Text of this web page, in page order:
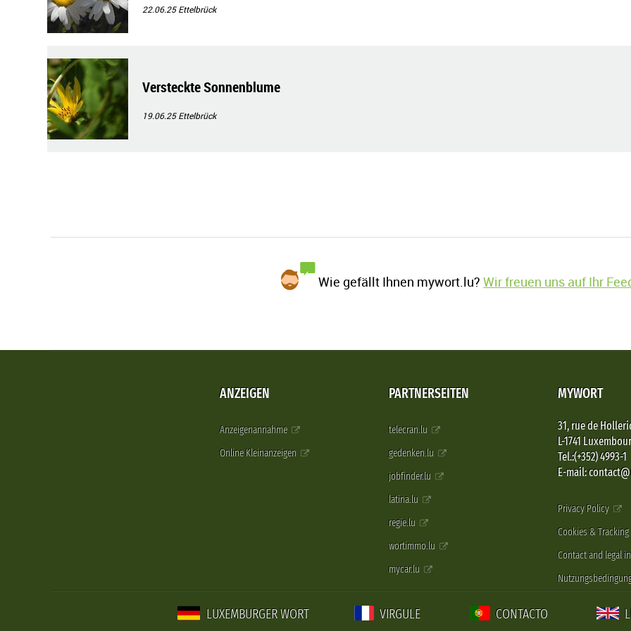
22.06.25Ettelbrück
Versteckte Sonnenblume
19.06.25Ettelbrück
Wie gefällt Ihnen mywort.lu?Wir freuen uns auf Ihr
ANZEIGEN
Anzeigenannahme
Online Kleinanzeigen
PARTNERSEITEN
telecran.lu
gedenken.lu
jobfinder.lu
latina.lu
regie.lu
wortimmo.lu
mycar.lu
MYWORT
31, rue de
L-1741
Tel.:(+352) 4993-1
E-mail:
Privacy Policy
Cookies & Tracking
Contact and legal
LUXEMBURGER WORT VIRGULE CONTACTO